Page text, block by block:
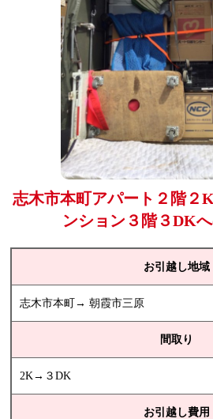
志木市本町アパート２階２
ンション３階３DK
お引越し地域
志木市本町→ 朝霞市三原
間取り
2K→３DK
お引越し費用